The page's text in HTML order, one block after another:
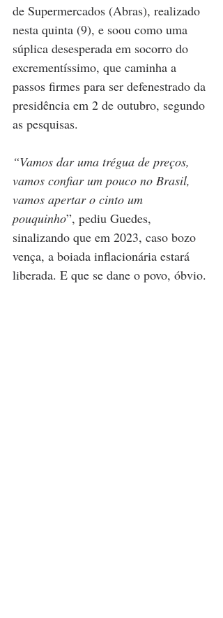
de Supermercados (Abras), realizado
nesta quinta (9), e soou como uma
súplica desesperada em socorro do
excrementíssimo, que caminha a
passos firmes para ser defenestrado da
presidência em 2 de outubro, segundo
as pesquisas.
“Vamos dar uma trégua de preços,
vamos confiar um pouco no Brasil,
vamos apertar o cinto um
pouquinho”, pediu Guedes,
sinalizando que em 2023, caso bozo
vença, a boiada inflacionária estará
liberada. E que se dane o povo, óbvio.